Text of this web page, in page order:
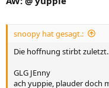
snoopy hat gesagt.:
Die hoffnung stirbt
GLG JEnny
ach yuppie, plauder doch